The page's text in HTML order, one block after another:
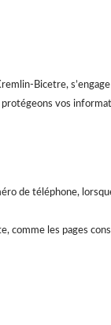
Bicetre,
vos
de téléphone,
les pages